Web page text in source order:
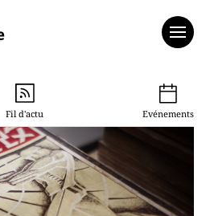
Fil d'actu Evénements